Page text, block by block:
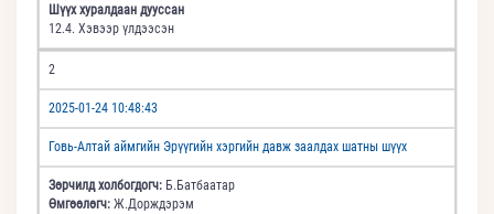
Шүүх хуралдаан дууссан
12.4. Хэвээр үлдээсэн
2
2025-01-24 10:48:43
Говь-Алтай аймгийн Эрүүгийн хэргийн давж заалдах шатны шүүх
Зөрчилд холбогдогч: Б.Батбаатар
Өмгөөлөгч: Ж.Дорждэрэм